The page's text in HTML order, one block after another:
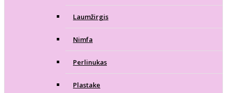
Laumžirgis
Nimfa
Perlinukas
Plastake